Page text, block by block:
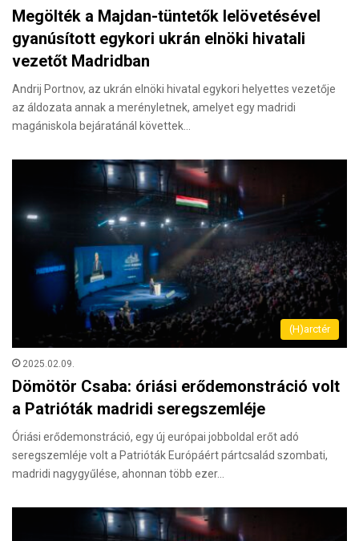
Megölték a Majdan-tüntetők lelövetésével
gyanúsított egykori ukrán elnöki hivatali
vezetőt Madridban
Andrij Portnov, az ukrán elnöki hivatal egykori helyettes vezetője
az áldozata annak a merényletnek, amelyet egy madridi
magániskola bejáratánál követtek…
(H)arctér
2025.02.09.
Dömötör Csaba: óriási erődemonstráció volt
a Patrióták madridi seregszemléje
Óriási erődemonstráció, egy új európai jobboldal erőt adó
seregszemléje volt a Patrióták Európáért pártcsalád szombati,
madridi nagygyűlése, ahonnan több ezer…